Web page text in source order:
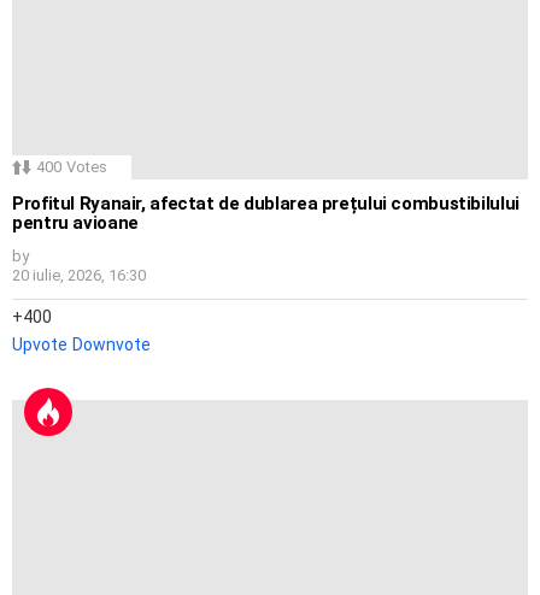
400 Votes
Profitul Ryanair, afectat de dublarea prețului combustibilului
pentru avioane
by
20 iulie, 2026, 16:30
400
Upvote Downvote